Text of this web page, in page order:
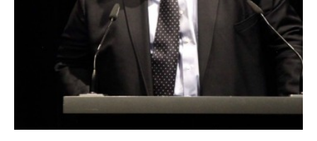
Первенство СКФО по вольной борьбе
25 - 27 марта в Хасавюрте будет проходить Первенство
СКФО по вольной...
read more